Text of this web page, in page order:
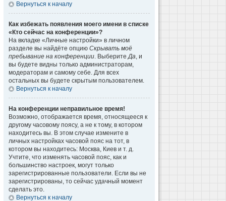
Вернуться к началу
Как избежать появления моего имени в списке
«Кто сейчас на конференции»?
На вкладке «Личные настройки» в личном
разделе вы найдёте опцию Скрывать моё
пребывание на конференции. ВыберитеДа, и
вы будете видны только администраторам,
модераторам и самому себе. Для всех
остальных вы будете скрытым пользователем.
Вернуться к началу
На конференции неправильное время!
Возможно, отображается время, относящееся к
другому часовому поясу, а не к тому, в котором
находитесь вы. В этом случае измените в
личных настройках часовой пояс на тот, в
котором вы находитесь: Москва, Киев и т. д.
Учтите, что изменять часовой пояс, как и
большинство настроек, могут только
зарегистрированные пользователи. Если вы не
зарегистрированы, то сейчас удачный момент
сделать это.
Вернуться к началу